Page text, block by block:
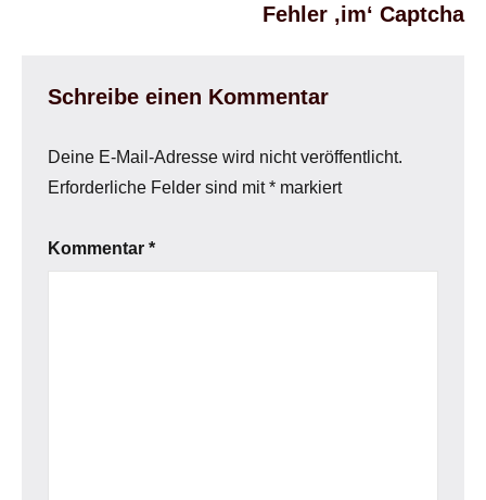
Fehler ‚im‘ Captcha
Schreibe einen Kommentar
Deine E-Mail-Adresse wird nicht veröffentlicht.
Erforderliche Felder sind mit* markiert
Kommentar *